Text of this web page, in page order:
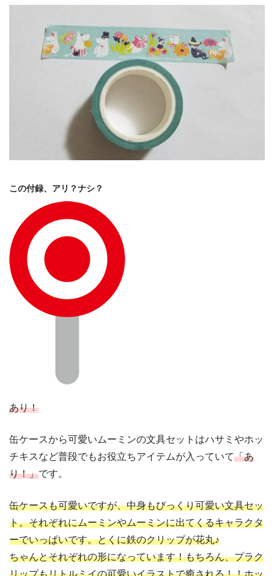
この付録、アリ？ナシ？
あり！
缶ケースから可愛いムーミンの文具セットはハサミやホッ
チキスなど普段でもお役立ちアイテムが入っていて「あ
り！」です。
缶ケースも可愛いですが、中身もびっくり可愛い文具セッ
ト。それぞれにムーミンやムーミンに出てくるキャラクタ
ーでいっぱいです。とくに鉄のクリップが花丸♪
ちゃんとそれぞれの形になっています！もちろん、プラク
リップもリトルミイの可愛いイラストで癒される！！ホッ